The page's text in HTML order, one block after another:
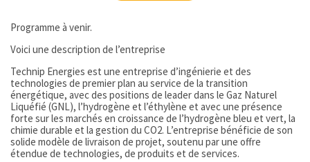
Programme à venir.
Voici une description de l’entreprise
Technip Energies est une entreprise d’ingénierie et des
technologies de premier plan au service de la transition
énergétique, avec des positions de leader dans le Gaz Naturel
Liquéfié (GNL), l’hydrogène et l’éthylène et avec une présence
forte sur les marchés en croissance de l’hydrogène bleu et vert, la
chimie durable et la gestion du CO2. L’entreprise bénéficie de son
solide modèle de livraison de projet, soutenu par une offre
étendue de technologies, de produits et de services.